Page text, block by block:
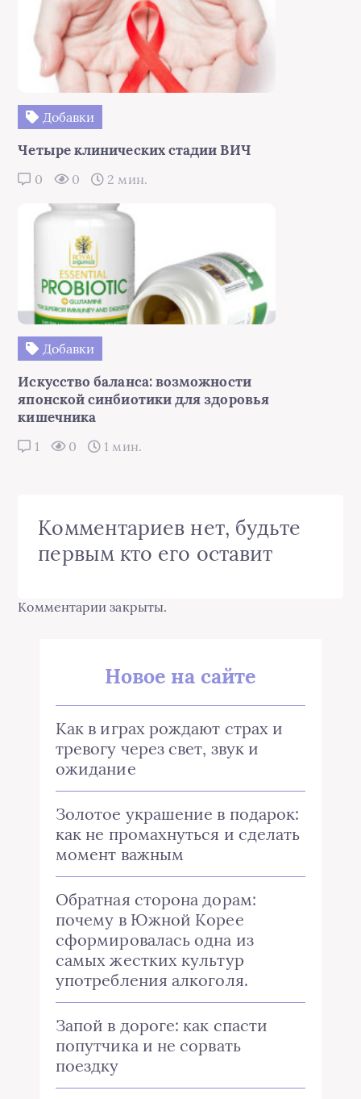
Добавки
Четыре клинических стадии ВИЧ
0 0 2 мин.
Добавки
Искусство баланса: возможности
японской синбиотики для здоровья
кишечника
1 0 1 мин.
Комментариев нет, будьте
первым кто его оставит
Комментарии закрыты.
Новое на сайте
Как в играх рождают страх и
тревогу через свет, звук и
ожидание
Золотое украшение в подарок:
как не промахнуться и сделать
момент важным
Обратная сторона дорам:
почему в Южной Корее
сформировалась одна из
самых жестких культур
употребления алкоголя.
Запой в дороге: как спасти
попутчика и не сорвать
поездку